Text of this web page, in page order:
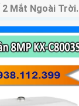
2 Mắt Ngoài Trời.
Và Loa.